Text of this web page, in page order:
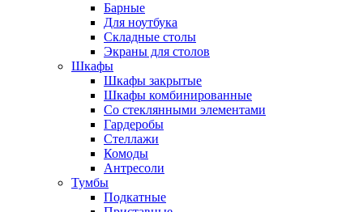
Барные
Для ноутбука
Складные столы
Экраны для столов
Шкафы
Шкафы закрытые
Шкафы комбинированные
Со стеклянными элементами
Гардеробы
Стеллажи
Комоды
Антресоли
Тумбы
Подкатные